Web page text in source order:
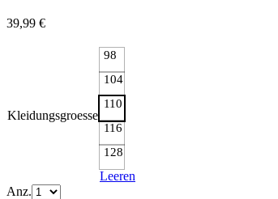
39,99 €
Kleidungsgroesse
98
104
110
116
128
Leeren
Anz.